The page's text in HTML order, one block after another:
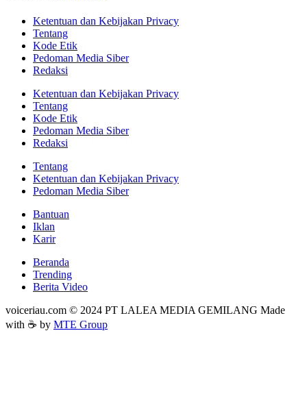
Ketentuan dan Kebijakan Privacy
Tentang
Kode Etik
Pedoman Media Siber
Redaksi
Ketentuan dan Kebijakan Privacy
Tentang
Kode Etik
Pedoman Media Siber
Redaksi
Tentang
Ketentuan dan Kebijakan Privacy
Pedoman Media Siber
Bantuan
Iklan
Karir
Beranda
Trending
Berita Video
voiceriau.com © 2024 PT LALEA MEDIA GEMILANG Made
with ☕ by MTE Group